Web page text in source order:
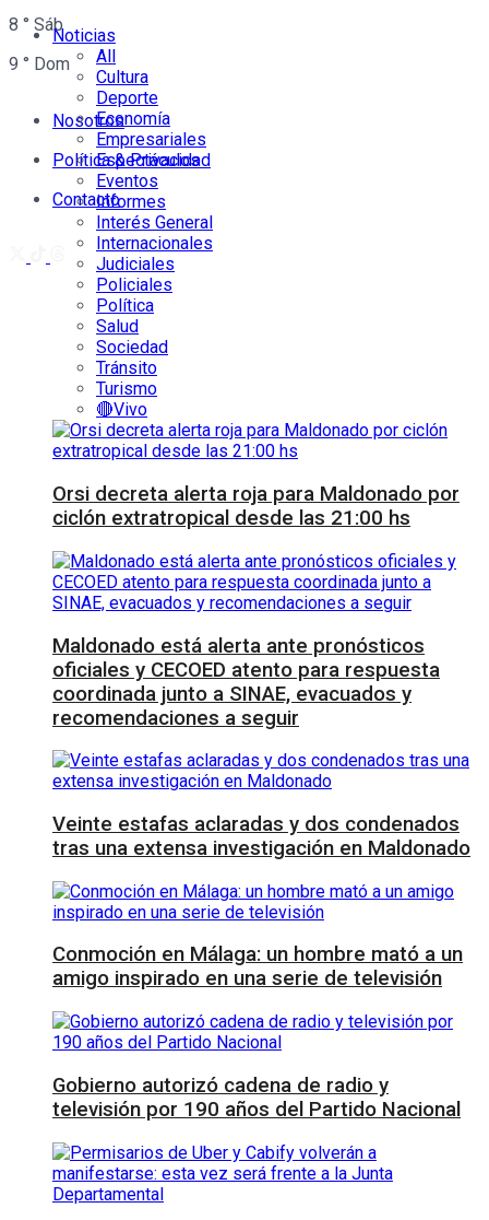
8 ° Sáb
9 ° Dom
Nosotros
Política & Privacidad
Contacto
Noticias
All
Cultura
Deporte
Economía
Empresariales
Espectáculos
Eventos
Informes
Interés General
Internacionales
Judiciales
Policiales
Política
Salud
Sociedad
Tránsito
Turismo
🔴Vivo
Orsi decreta alerta roja para Maldonado por
ciclón extratropical desde las 21:00 hs
Maldonado está alerta ante pronósticos
oficiales y CECOED atento para respuesta
coordinada junto a SINAE, evacuados y
recomendaciones a seguir
Veinte estafas aclaradas y dos condenados
tras una extensa investigación en Maldonado
Conmoción en Málaga: un hombre mató a un
amigo inspirado en una serie de televisión
Gobierno autorizó cadena de radio y
televisión por 190 años del Partido Nacional